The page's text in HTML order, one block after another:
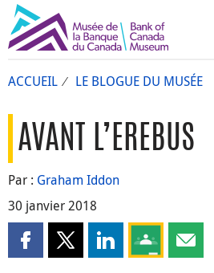
ACCUEIL LE BLOGUE DU MUSÉE
AVANT L’EREBUS
Par : Graham Iddon
30 janvier 2018
Partager cette page sur Facebook
Partager cette page sur X
Partager cette
Partagez